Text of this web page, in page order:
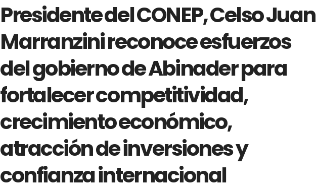
Presidente del CONEP, Celso Juan
Marranzini reconoce esfuerzos
del gobierno de Abinader para
fortalecer competitividad,
crecimiento económico,
atracción de inversiones y
confianza internacional